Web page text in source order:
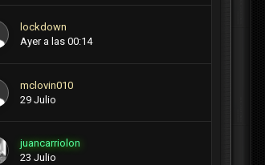
lockdown
Ayer a las 00:14
mclovin010
29 Julio
juancarriolon
23 Julio